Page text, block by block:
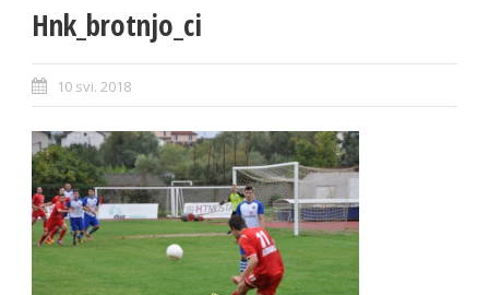
Hnk_brotnjo_ci
10 svi. 2018